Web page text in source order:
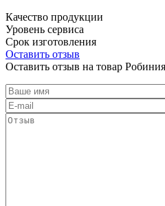
Качество продукции
Уровень сервиса
Срок изготовления
Оставить отзыв
Оставить отзыв на товар Робиния